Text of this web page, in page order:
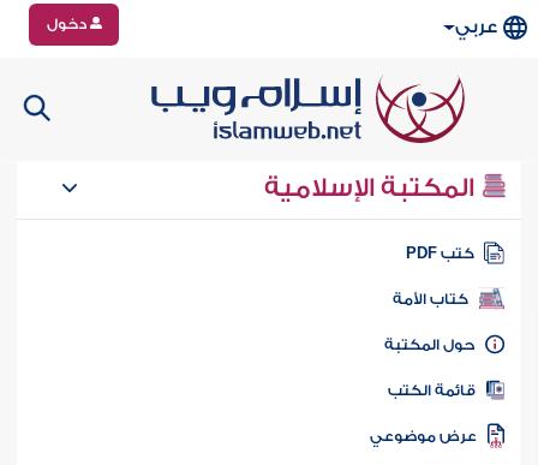
عربي دخول
المكتبة الإسلامية
كتب PDF
كتاب الأمة
المكتبة
الكتب